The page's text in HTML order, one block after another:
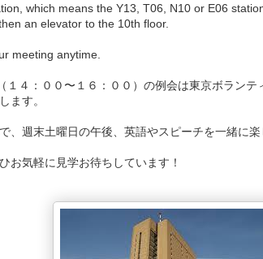
which means the Y13, T06, N10 or E06
an elevator to the 10th floor.
meeting anytime.
４：００〜１６：００） の例会は東京ボランテ
ます。
、週末土曜日の午後、英語やスピーチを一緒に楽
お気軽に見学お待ちしています！